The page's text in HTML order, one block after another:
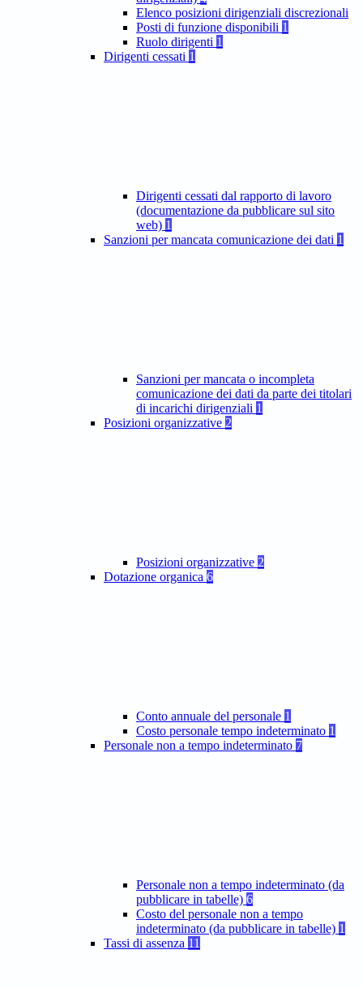
Elenco posizioni dirigenziali discrezionali
Posti di funzione disponibili 1
Ruolo dirigenti 1
Dirigenti cessati 1
Dirigenti cessati dal rapporto di lavoro
(documentazione da pubblicare sul sito
web) 1
Sanzioni per mancata comunicazione dei dati 1
Sanzioni per mancata o incompleta
comunicazione dei dati da parte dei titolari
di incarichi dirigenziali 1
Posizioni organizzative 2
Posizioni organizzative 2
Dotazione organica 6
Conto annuale del personale 1
Costo personale tempo indeterminato 1
Personale non a tempo indeterminato 7
Personale non a tempo indeterminato (da
pubblicare in tabelle) 6
Costo del personale non a tempo
indeterminato (da pubblicare in tabelle) 1
Tassi di assenza 11